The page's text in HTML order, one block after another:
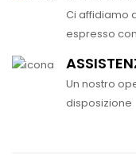
Ci affidiamo
espresso
Un nostro
disposizione